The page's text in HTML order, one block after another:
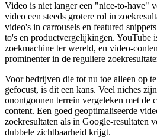
Video is niet langer een "nice-to-have"
video een steeds grotere rol in
video's in carrousels en featured
to's en productvergelijkingen. YouTube
zoekmachine ter wereld, en video-
prominenter in de reguliere
Voor bedrijven die tot nu toe alleen op
gefocust, is dit een kans. Veel niches
onontgonnen terrein vergeleken met de
content. Een goed geoptimaliseerde
zoekresultaten als in Google-resultaten
dubbele zichtbaarheid krijgt.